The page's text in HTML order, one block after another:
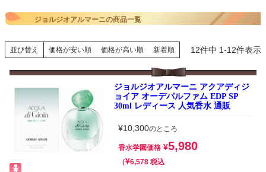
ジョルジオアルマーニの商品一覧
並び替え 価格が安い順 価格が高い順 新着順 12件中 1-12件表示
ジョルジオアルマーニ アクアディジ
ョイア オーデパルファム EDP SP
30ml レディース 人気香水 通販
¥10,300のところ
香水学園価格 ¥5,980
¥6,578 税込